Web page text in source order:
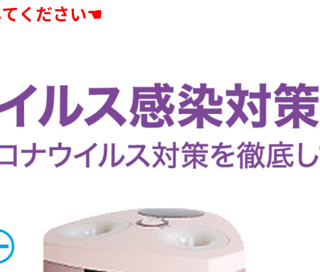
ください☚